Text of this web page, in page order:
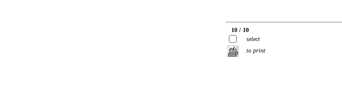
10 / 10
select
to print